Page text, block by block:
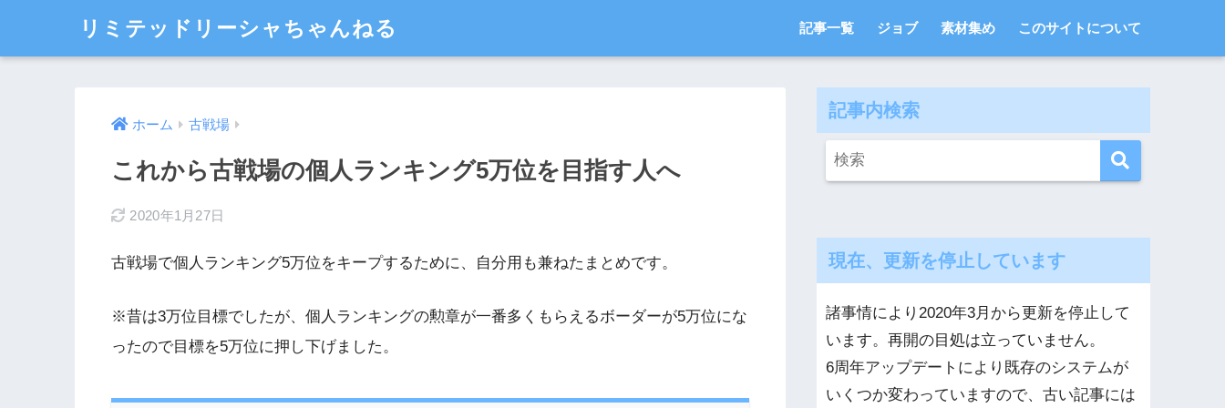
リミテッドリーシャちゃんねる 記事一覧 ジョブ 素材集め このサイトについて
ホーム 古戦場
これから古戦場の個人ランキング5万位を目指す人へ
2020年1月27日
古戦場で個人ランキング5万位をキープするために、自分用も兼ねたまとめです。
※昔は3万位目標でしたが、個人ランキングの勲章が一番多くもらえるボーダーが5万位にな
ったので目標を5万位に押し下げました。
記事内検索
現在、更新を停止しています
諸事情により2020年3月から更新を停止して
います。再開の目処は立っていません。
6周年アップデートにより既存のシステムが
いくつか変わっていますので、古い記事には